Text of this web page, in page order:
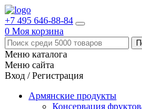
+7 495 646-88-84
0 Моя корзина
Меню каталога
Меню сайта
Вход / Регистрация
Армянские продукты
Консервация